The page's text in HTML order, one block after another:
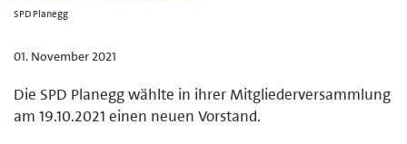
SPD Planegg
01. November 2021
Die SPD Planegg wählte in ihrer Mitgliederversammlung
am 19.10.2021 einen neuen Vorstand.